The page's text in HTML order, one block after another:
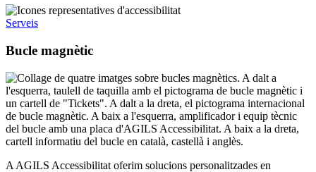
Serveis
Bucle magnètic
A AGILS Accessibilitat oferim solucions personalitzades en